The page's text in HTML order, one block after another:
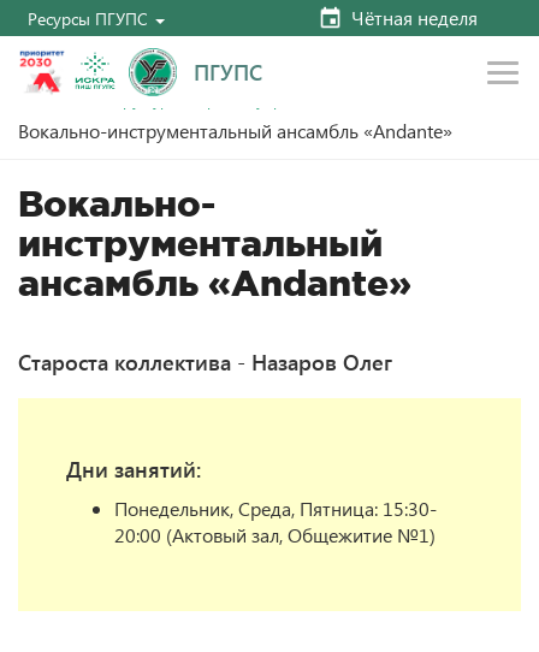
Ресурсы ПГУПС Чётная неделя
ПГУПС
Главная Структура и органы управления
Вокально-инструментальный ансамбль «Andante»
Вокально-
инструментальный
ансамбль «Andante»
Староста коллектива - Назаров Олег
Дни занятий:
Понедельник, Среда, Пятница: 15:30-
20:00 (Актовый зал, Общежитие №1)